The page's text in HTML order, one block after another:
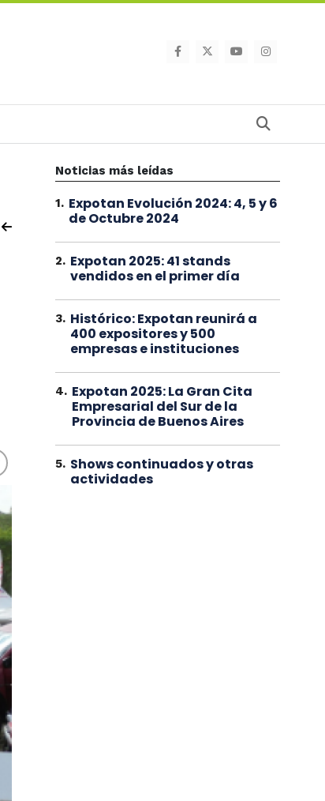
Noticias más leídas
1. Expotan Evolución 2024: 4, 5 y 6
de Octubre 2024
2. Expotan 2025: 41 stands
vendidos en el primer día
3. Histórico: Expotan reunirá a
400 expositores y 500
empresas e instituciones
4. Expotan 2025: La Gran Cita
Empresarial del Sur de la
Provincia de Buenos Aires
5. Shows continuados y otras
actividades